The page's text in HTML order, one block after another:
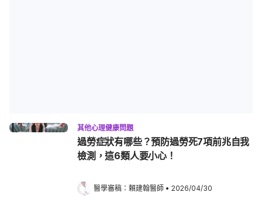
其他心理健康問題
過勞症狀有哪些？預防過勞死7項前兆自我
檢測，這6類人要小心！
醫學審稿： 賴建翰醫師 • 2026/04/30